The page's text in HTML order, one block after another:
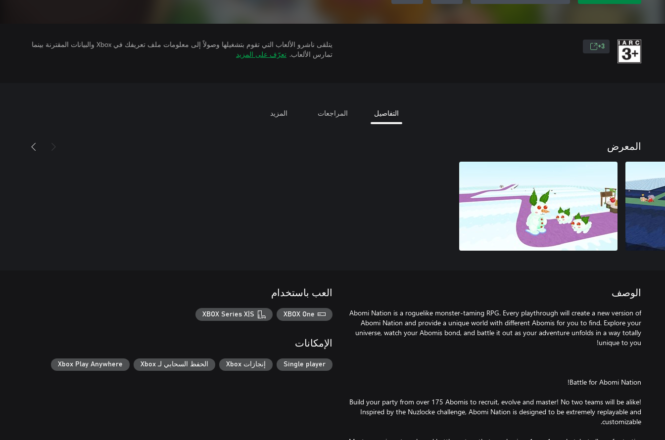
3+
يتلقى ناشرو الألعاب التي تقوم بتشغيلها وصولاً إلى معلومات ملف تعريفك في Xbox والبيانات المقترنة بينما
تمارس الألعاب. تعرّف على المزيد
التفاصيل المراجعات المزيد
المعرض
الوصف
Abomi Nation is a roguelike monster-taming RPG. Every playthrough will create a new version of
Abomi Nation and provide a unique world with different Abomis for you to find. Explore your
universe, watch your Abomis bond, and battle it out as your adventure unfolds in a way totally
Build your party from over 175 Abomis to recruit, evolve and master! No two teams will be alike!
Inspired by the Nuzlocke challenge, Abomi Nation is designed to be extremely replayable and
العب باستخدام
XBOX One
XBOX Series X|S
الإمكانات
Single player إنجازات Xbox الحفظ السحابي لـ Xbox Xbox Play Anywhere